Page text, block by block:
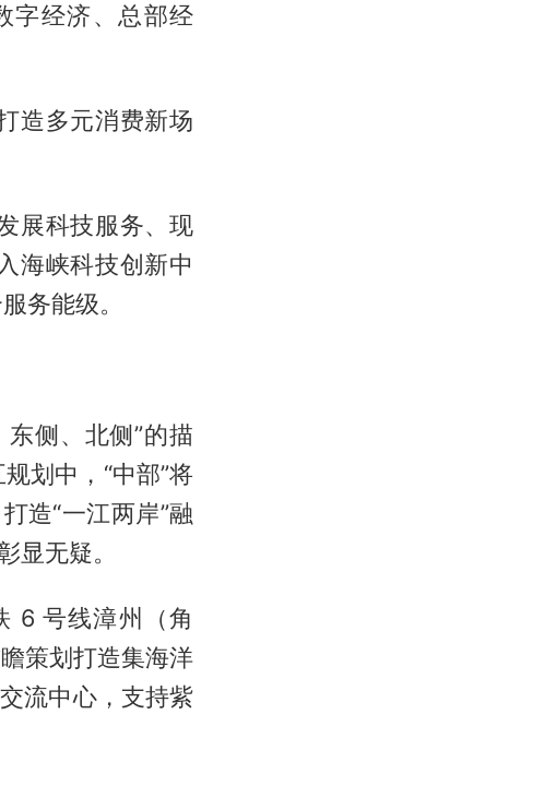
字经济、总部经
造多元消费新场
展科技服务、现
海峡科技创新中
务能级。
侧、北侧”的描
划中，“中部”将
造“一江两岸”融
显无疑。
6 号线漳州（角
策划打造集海洋
流中心，支持紫